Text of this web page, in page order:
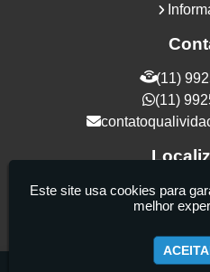
(11)
(11)
Rua Samurais, 27 -
Paulo / SP -
Este site usa cookies para
melhor